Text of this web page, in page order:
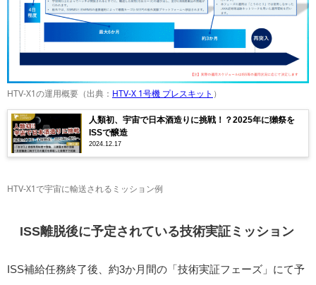
HTV-X1の運用概要（出典： HTV-X 1号機 プレスキット ）
人類初、宇宙で日本酒造りに挑戦！？2025年に獺祭を
ISSで醸造
2024.12.17
HTV-X1で宇宙に輸送されるミッション例
ISS離脱後に予定されている技術実証ミッション
ISS補給任務終了後、約3か月間の「技術実証フェーズ」にて予